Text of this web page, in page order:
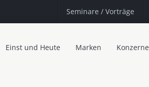
Seminare / Vorträge
Einst und Heute Marken Konzerne